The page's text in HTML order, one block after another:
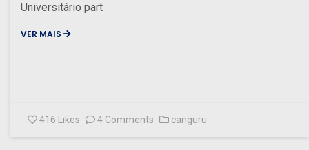
Universitário part
VER MAIS
416 Likes 4 Comments canguru